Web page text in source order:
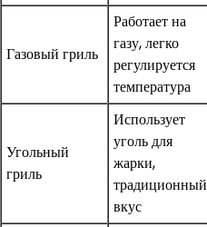
Газовый гриль
Работает на
газу, легко
регулируется
температура
Угольный
гриль
Использует
уголь для
жарки,
традиционный
вкус